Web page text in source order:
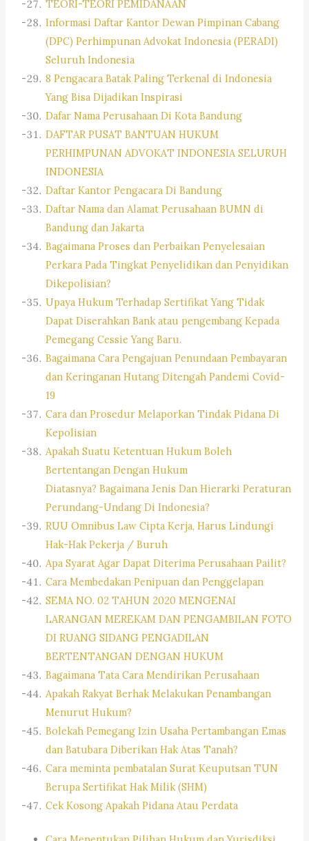
TEORI-TEORI PEMIDANAAN
Informasi Daftar Kantor Dewan Pimpinan Cabang
(DPC) Perhimpunan Advokat Indonesia (PERADI)
Seluruh Indonesia
8 Pengacara Batak Paling Terkenal di Indonesia
Yang Bisa Dijadikan Inspirasi
Dafar Nama Perusahaan Di Kota Bandung
DAFTAR PUSAT BANTUAN HUKUM
PERHIMPUNAN ADVOKAT INDONESIA SELURUH
INDONESIA
Daftar Kantor Pengacara Di Bandung
Daftar Nama dan Alamat Perusahaan BUMN di
Bandung dan Jakarta
Bagaimana Proses dan Perbaikan Penyelesaian
Perkara Pada Tingkat Penyelidikan dan Penyidikan
Dikepolisian?
Upaya Hukum Terhadap Sertifikat Yang Tidak
Dapat Diserahkan Bank atau pengembang Kepada
Pemegang Cessie Yang Baru.
Bagaimana Cara Pengajuan Penundaan Pembayaran
dan Keringanan Hutang Ditengah Pandemi Covid-
19
Cara dan Prosedur Melaporkan Tindak Pidana Di
Kepolisian
Apakah Suatu Ketentuan Hukum Boleh
Bertentangan Dengan Hukum
Diatasnya? Bagaimana Jenis Dan Hierarki Peraturan
Perundang-Undang Di Indonesia?
RUU Omnibus Law Cipta Kerja, Harus Lindungi
Hak-Hak Pekerja / Buruh
Apa Syarat Agar Dapat Diterima Perusahaan Pailit?
Cara Membedakan Penipuan dan Penggelapan
SEMA NO. 02 TAHUN 2020 MENGENAI
LARANGAN MEREKAM DAN PENGAMBILAN FOTO
DI RUANG SIDANG PENGADILAN
BERTENTANGAN DENGAN HUKUM
Bagaimana Tata Cara Mendirikan Perusahaan
Apakah Rakyat Berhak Melakukan Penambangan
Menurut Hukum?
Bolekah Pemegang Izin Usaha Pertambangan Emas
dan Batubara Diberikan Hak Atas Tanah?
Cara meminta pembatalan Surat Keuputsan TUN
Berupa Sertifikat Hak Milik (SHM)
Cek Kosong Apakah Pidana Atau Perdata